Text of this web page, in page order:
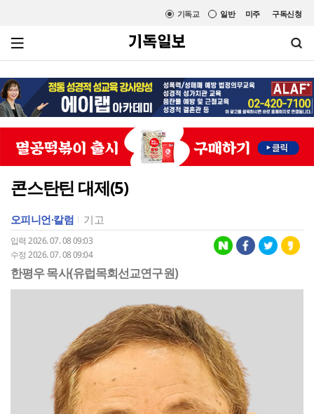
미주 구독신청
일반
기독교
콘스탄틴 대제(5)
오피니언·칼럼 기고
입력 2026. 07. 08 09:03
수정 2026. 07. 08 09:04
한평우 목사(유럽목회선교연구원)